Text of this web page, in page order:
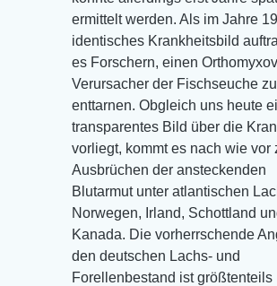
ermittelt werden. Als im Jahre
identisches Krankheitsbild
es Forschern, einen
Verursacher der Fischseuche zu
enttarnen. Obgleich uns heute
transparentes Bild über die
vorliegt, kommt es nach wie vor
Ausbrüchen der ansteckenden
Blutarmut unter atlantischen
Norwegen, Irland, Schottland
Kanada. Die vorherrschende
den deutschen Lachs- und
Forellenbestand ist größtenteils